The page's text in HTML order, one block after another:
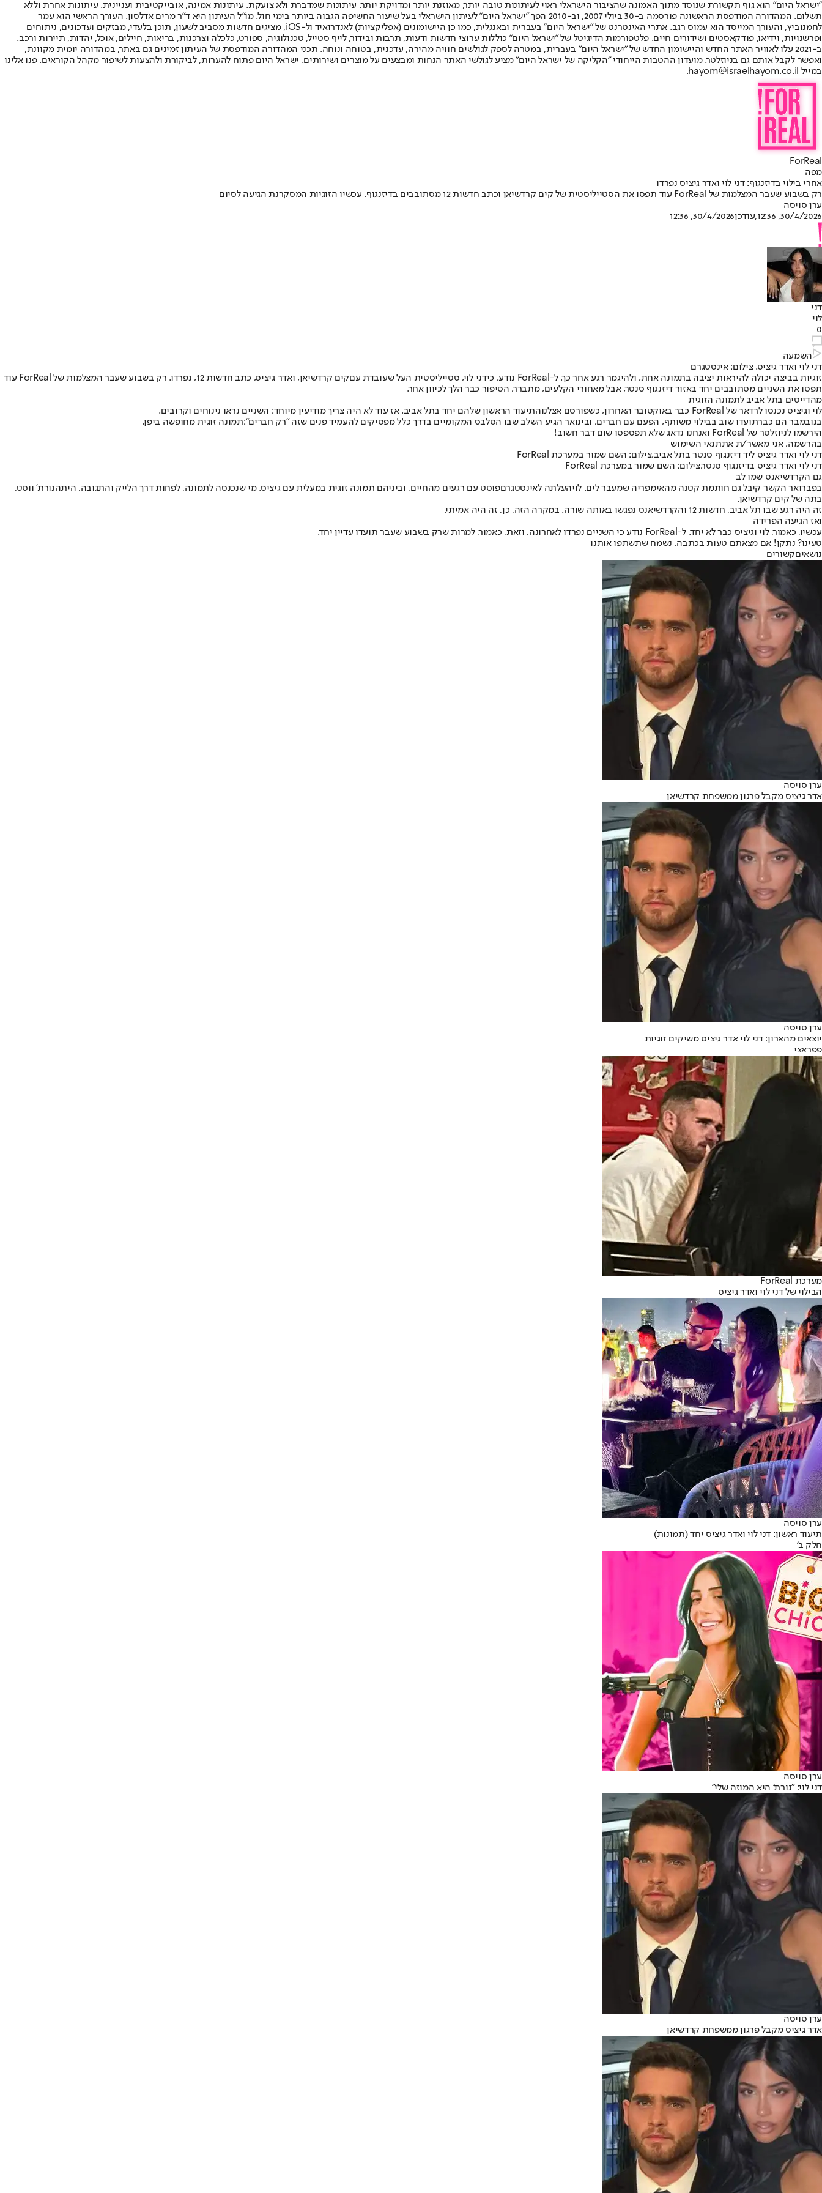
"ישראל היום" הוא גוף תקשורת שנוסד מתוך האמונה שהציבור הישראלי ראוי לעיתונות טובה יותר, מאוזנת יותר ומדויקת יותר. עיתונות שמדברת ולא צועקת. עיתונות אמינה, אובייקטיבית ועניינית. עיתונות אחרת וללא
תשלום. המהדורה המודפסת הראשונה פורסמה ב-30 ביולי 2007, וב-2010 הפך "ישראל היום" לעיתון הישראלי בעל שיעור החשיפה הגבוה ביותר בימי חול. מו"ל העיתון היא ד"ר מרים אדלסון. העורך הראשי הוא עמר
לחמנוביץ, והעורך המייסד הוא עמוס רגב. אתרי האינטרנט של "ישראל היום" בעברית ובאנגלית, כמו כן היישומונים (אפליקציות) לאנדרואיד ול-iOS, מציגים חדשות מסביב לשעון, תוכן בלעדי, מבזקים ועדכונים, ניתוחים
ופרשנויות, וידיאו, פודקאסטים ושידורים חיים. פלטפורמות הדיגיטל של "ישראל היום" כוללות ערוצי חדשות ודעות, תרבות ובידור, לייף סטייל, טכנולוגיה, ספורט, כלכלה וצרכנות, בריאות, חיילים, אוכל, יהדות, תיירות ורכב.
ב-2021 עלו לאוויר האתר החדש והיישומון החדש של "ישראל היום" בעברית, במטרה לספק לגולשים חוויה מהירה, עדכנית, בטוחה ונוחה. תכני המהדורה המודפסת של העיתון זמינים גם באתר, במהדורה יומית מקוונת,
ואפשר לקבל אותם גם בניוזלטר. מועדון ההטבות הייחודי "הקליקה של ישראל היום" מציע לגולשי האתר הנחות ומבצעים על מוצרים ושירותים. ישראל היום פתוח להערות, לביקורת ולהצעות לשיפור מקהל הקוראים. פנו אלינו
במייל hayom@israelhayom.co.il.
ForReal
מפה
אחרי בילוי בדיזנגוף: דני לוי ואדר גיציס נפרדו
רק בשבוע שעבר המצלמות של ForReal עוד תפסו את הסטייליסטית של קים קרדשיאן וכתב חדשות 12 מסתובבים בדיזנגוף. עכשיו הזוגיות המסקרנת הגיעה לסיום
ערן סויסה
30/4/2026, 12:36
,עודכן30/4/2026, 12:36
דני
לוי
0
השמעה
דני לוי ואדר גיציס. צילום: אינסטגרם
זוגיות בביצה יכולה להיראות יציבה בתמונה אחת, ולהיגמר רגע אחר כך. ל-ForReal נודע, כי
דני לוי, סטייליסטית העל שעובדת עםקים קרדשיאן, ואדר גיציס
, כתב חדשות 12, נפרדו. רק בשבוע שעבר המצלמות של ForReal עוד
תפסו את השניים מסתובבים יחד באזור דיזנגוף סנטר, אבל מאחורי הקלעים, מתברר, הסיפור כבר הלך לכיוון אחר.
מהדייטים בתל אביב לתמונה הזוגית
לוי וגיציס נכנסו לרדאר של ForReal כבר באוקטובר האחרון, כשפורסם אצלנו
התיעוד הראשון שלהם יחד בתל אביב. אז עוד לא היה צריך מודיעין מיוחד: השניים נראו נינוחים וקרובים.
בנובמבר הם כברתועדו שוב בבילוי משותף, הפעם עם חברים, ובינואר הגיע השלב שבו הסלבס המקומיים בדרך כלל מפסיקים להעמיד פנים שזה "רק חברים":תמונה זוגית מחופשה ביפן.
הירשמו לניוזלטר של ForReal ואנחנו נדאג שלא תפספסו שום דבר חשוב!
בהרשמה, אני מאשר/ת אתתנאי השימוש
דני לוי ואדר גיציס ליד דיזנגוף סנטר בתל אביב,צילום: השם שמור במערכת ForReal
דני לוי ואדר גיציס בדיזנגוף סנטר,צילום: השם שמור במערכת ForReal
גם הקרדשיאנס שמו לב
בפברואר הקשר קיבל גם חותמת קטנה מהאימפריה שמעבר לים. לויהעלתה לאינסטגרםפוסט עם רגעים מהחיים, וביניהם תמונה זוגית במעלית עם גיציס. מי שנכנסה לתמונה, לפחות דרך הלייק והתגובה, היתהנורת' ווסט,
בתה של קים קרדשיאן.
זה היה רגע שבו תל אביב, חדשות 12 והקרדשיאנס נפגשו באותה שורה. במקרה הזה, כן, זה היה אמיתי.
ואז הגיעה הפרידה
עכשיו, כאמור, לוי וגיציס כבר לא יחד. ל-ForReal נודע כי השניים נפרדו לאחרונה, וזאת, כאמור, למרות שרק בשבוע שעבר תועדו עדיין יחד.
טעינו? נתקן! אם מצאתם טעות בכתבה, נשמח שתשתפו אותנו
נושאיםקשורים
ערן סויסה
אדר גיציס מקבל פרגון ממשפחת קרדשיאן
ערן סויסה
יוצאים מהארון: דני לוי אדר גיציס משיקים זוגיות
פפראצי
מערכת ForReal
הבילוי של דני לוי ואדר גיציס
ערן סויסה
תיעוד ראשון: דני לוי ואדר גיציס יחד (תמונות)
חלק ב'
ערן סויסה
דני לוי: "נורת' היא המוזה שלי"
ערן סויסה
אדר גיציס מקבל פרגון ממשפחת קרדשיאן